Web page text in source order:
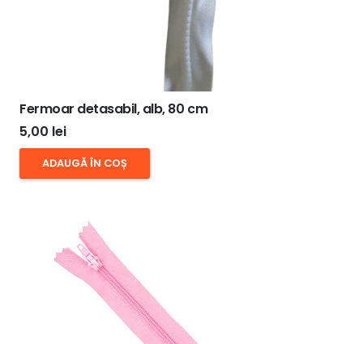
Fermoar detasabil, alb, 80 cm
5,00 lei
ADAUGĂ ÎN COȘ